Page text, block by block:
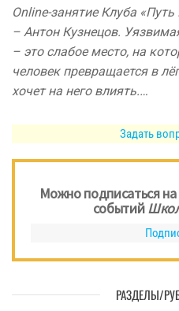
Online-занятие Клуба
– Антон Кузнецов.
– это слабое место, на
человек превращается в
хочет на него влиять.…
Задать
Можно подписаться
событий
РАЗДЕЛЫ/